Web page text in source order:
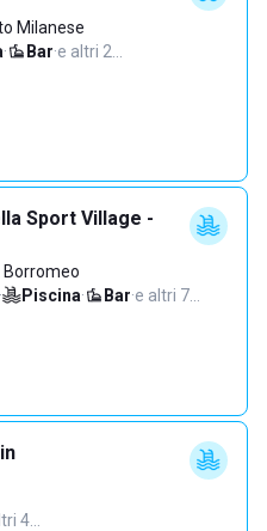
Milanese
· Bar·e altri 2…
Sport Village -
Borromeo
· Piscina· Bar·e altri 7…
4…